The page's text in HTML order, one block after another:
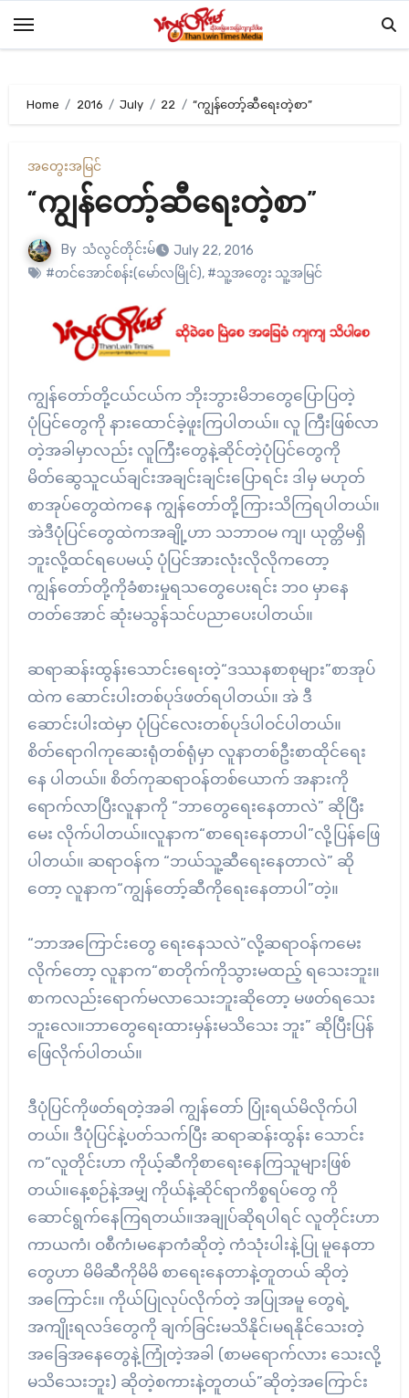
Home 2016 July 22 “ကျွန်တော့်ဆီရေးတဲ့စာ”
အတွေးအမြင်
“ကျွန်တော့်ဆီရေးတဲ့စာ”
By သံလွင်တိုင်းမ်
July 22, 2016
#တင်အောင်စန်း(မော်လမြိုင်), #သူ့အတွေး သူ့အမြင်
ကျွန်တော်တို့ငယ်ငယ်က ဘိုးဘွားမိဘတွေပြောပြတဲ့
ပုံပြင်တွေကို နားထောင်ခဲ့ဖူးကြပါတယ်။ လူ ကြီးဖြစ်လာ
တဲ့အခါမှာလည်း လူကြီးတွေနဲ့ဆိုင်တဲ့ပုံပြင်တွေကို
မိတ်ဆွေသူငယ်ချင်းအချင်းချင်းပြောရင်း ဒါမှ မဟုတ်
စာအုပ်တွေထဲကနေ ကျွန်တော်တို့ကြားသိကြရပါတယ်။
အဲဒီပုံပြင်တွေထဲကအချို့ဟာ သဘာဝမ ကျ၊ ယုတ္တိမရှိ
ဘူးလို့ထင်ရပေမယ့် ပုံပြင်အားလုံးလိုလိုကတော့
ကျွန်တော်တို့ကိုခံစားမှုရသတွေပေးရင်း ဘ၀ မှာနေ
တတ်အောင် ဆုံးမသွန်သင်ပညာပေးပါတယ်။
ဆရာဆန်းထွန်းသောင်းရေးတဲ့“ဒဿနစာစုများ”စာအုပ်
ထဲက ဆောင်းပါးတစ်ပုဒ်ဖတ်ရပါတယ်။ အဲ ဒီ
ဆောင်းပါးထဲမှာ ပုံပြင်လေးတစ်ပုဒ်ပါဝင်ပါတယ်။
စိတ်ရောဂါကုဆေးရုံတစ်ရုံမှာ လူနာတစ်ဦးစာထိုင်ရေး
နေ ပါတယ်။ စိတ်ကုဆရာဝန်တစ်ယောက် အနားကို
ရောက်လာပြီးလူနာကို “ဘာတွေရေးနေတာလဲ” ဆိုပြီး
မေး လိုက်ပါတယ်။လူနာက“စာရေးနေတာပါ”လို့ပြန်ဖြေ
ပါတယ်။ ဆရာဝန်က “ဘယ်သူ့ဆီရေးနေတာလဲ” ဆို
တော့ လူနာက“ကျွန်တော့်ဆီကိုရေးနေတာပါ”တဲ့။
“ဘာအကြောင်းတွေ ရေးနေသလဲ”လို့ဆရာဝန်ကမေး
လိုက်တော့ လူနာက“စာတိုက်ကိုသွားမထည့် ရသေးဘူး။
စာကလည်းရောက်မလာသေးဘူးဆိုတော့ မဖတ်ရသေး
ဘူးလေ။ဘာတွေရေးထားမှန်းမသိသေး ဘူး” ဆိုပြီးပြန်
ဖြေလိုက်ပါတယ်။
ဒီပုံပြင်ကိုဖတ်ရတဲ့အခါ ကျွန်တော် ပြုံးရယ်မိလိုက်ပါ
တယ်။ ဒီပုံပြင်နဲ့ပတ်သက်ပြီး ဆရာဆန်းထွန်း သောင်း
က“လူတိုင်းဟာ ကိုယ့်ဆီကိုစာရေးနေကြသူများဖြစ်
တယ်။နေ့စဉ်နဲ့အမျှ ကိုယ်နဲ့ဆိုင်ရာကိစ္စရပ်တွေ ကို
ဆောင်ရွက်နေကြရတယ်။အချုပ်ဆိုရပါရင် လူတိုင်းဟာ
ကာယကံ၊ ဝစီကံ၊မနောကံဆိုတဲ့ ကံသုံးပါးနဲ့ပြု မူနေတာ
တွေဟာ မိမိဆီကိုမိမိ စာရေးနေတာနဲ့တူတယ် ဆိုတဲ့
အကြောင်း။ ကိုယ်ပြုလုပ်လိုက်တဲ့ အပြုအမူ တွေရဲ့
အကျိုးရလဒ်တွေကို ချက်ခြင်းမသိနိုင်၊မရနိုင်သေးတဲ့
အခြေအနေတွေနဲ့ကြုံတဲ့အခါ (စာမရောက်လား သေးလို့
မသိသေးဘူး) ဆိုတဲ့စကားနဲ့တူတယ်”ဆိုတဲ့အကြောင်း